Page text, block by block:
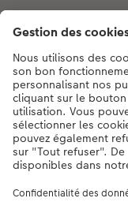
Notre sélection
Si vous avez des
n'hésitez pas à nous
(hors jours fériés), au